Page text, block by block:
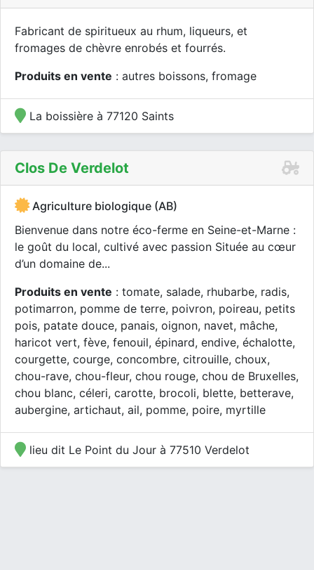
Fabricant de spiritueux au rhum, liqueurs, et
fromages de chèvre enrobés et fourrés.
Produits en vente : autres boissons, fromage
La boissière à 77120 Saints
Clos De Verdelot
Agriculture biologique (AB)
Bienvenue dans notre éco-ferme en Seine-et-Marne :
le goût du local, cultivé avec passion Située au cœur
d’un domaine de...
Produits en vente : tomate, salade, rhubarbe, radis,
potimarron, pomme de terre, poivron, poireau, petits
pois, patate douce, panais, oignon, navet, mâche,
haricot vert, fève, fenouil, épinard, endive, échalotte,
courgette, courge, concombre, citrouille, choux,
chou-rave, chou-fleur, chou rouge, chou de Bruxelles,
chou blanc, céleri, carotte, brocoli, blette, betterave,
aubergine, artichaut, ail, pomme, poire, myrtille
lieu dit Le Point du Jour à 77510 Verdelot